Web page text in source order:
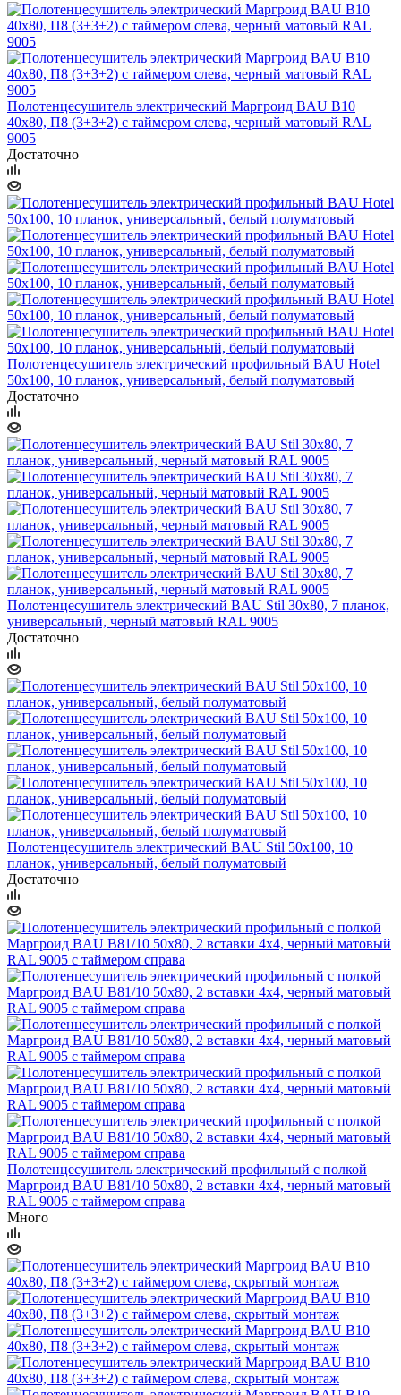
Полотенцесушитель электрический Маргроид BAU В10
40х80, П8 (3+3+2) с таймером слева, черный матовый RAL
9005
Достаточно
Полотенцесушитель электрический профильный BAU Hotel
50х100, 10 планок, универсальный, белый полуматовый
Достаточно
Полотенцесушитель электрический BAU Stil 30х80, 7 планок,
универсальный, черный матовый RAL 9005
Достаточно
Полотенцесушитель электрический BAU Stil 50х100, 10
планок, универсальный, белый полуматовый
Достаточно
Полотенцесушитель электрический профильный с полкой
Маргроид BAU В81/10 50х80, 2 вставки 4х4, черный матовый
RAL 9005 с таймером справа
Много